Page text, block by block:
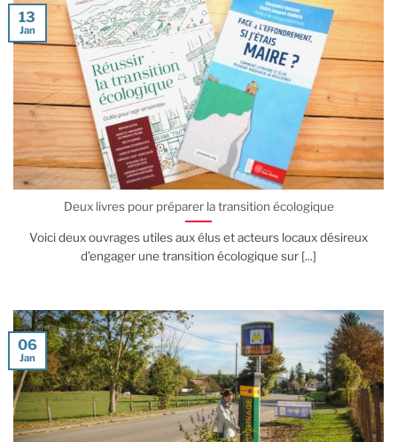
Deux livres pour préparer la transition écologique
Voici deux ouvrages utiles aux élus et acteurs locaux désireux
d’engager une transition écologique sur [...]
13
Jan
06
Jan